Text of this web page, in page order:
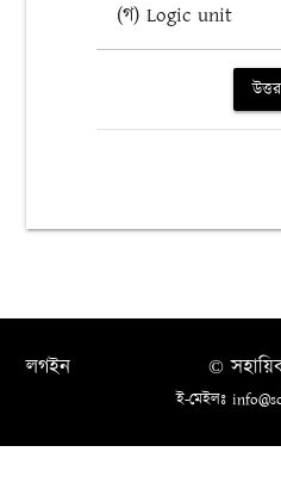
(গ) Logic unit
উত্তর
লগইন ©
ই-মেইলঃ